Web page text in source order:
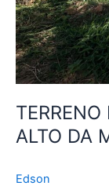
ALTO DA
Edson
MANTIQUEIRA